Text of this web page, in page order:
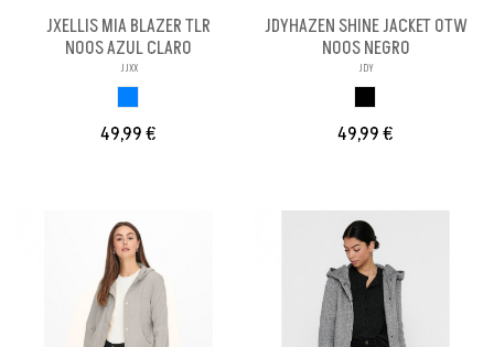
JXELLIS MIA BLAZER TLR
NOOS AZUL CLARO
JJXX
49,99 €
JDYHAZEN SHINE JACKET OTW
NOOS NEGRO
JDY
49,99 €